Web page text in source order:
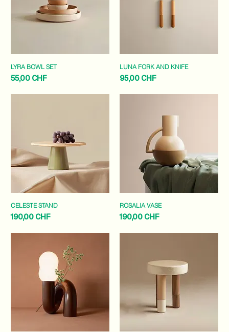
LYRA BOWL SET
Preis
55,00 CHF
LUNA FORK AND KNIFE
Preis
95,00 CHF
CELESTE STAND
Preis
190,00 CHF
ROSALIA VASE
Preis
190,00 CHF